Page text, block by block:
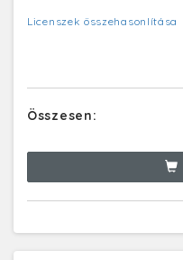
Licenszek összehasonlítása
Összesen: